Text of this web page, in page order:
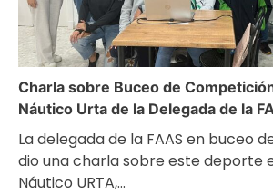
Charla sobre Buceo de
Náutico Urta de la Delegada de la
La delegada de la FAAS en buceo
dio una charla sobre este deporte
Náutico URTA,…